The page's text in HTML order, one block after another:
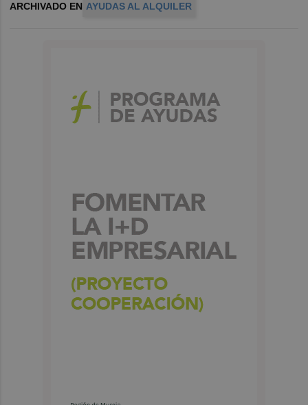
ARCHIVADO EN AYUDAS AL ALQUILER